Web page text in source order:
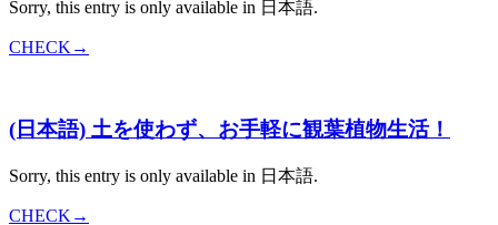
Sorry, this entry is only available in 日本語.
CHECK→
(日本語) 土を使わず、お手軽に観葉植物生活！
Sorry, this entry is only available in 日本語.
CHECK→